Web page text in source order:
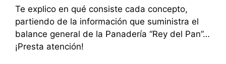
Te explico en qué consiste cada concepto,
partiendo de la información que suministra el
balance general de la Panadería “Rey del Pan”…
¡Presta atención!